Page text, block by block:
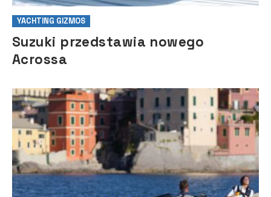
YACHTING GIZMOS
Suzuki przedstawia nowego
Acrossa